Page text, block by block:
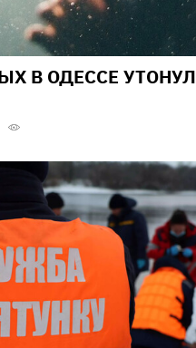
В ОДЕССЕ УТОНУЛ